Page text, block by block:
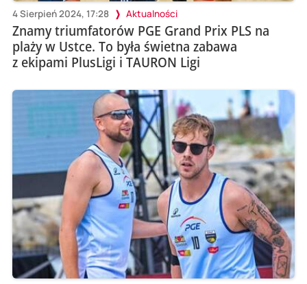
4 Sierpień 2024, 17:28 Aktualności
Znamy triumfatorów PGE Grand Prix PLS na
plaży w Ustce. To była świetna zabawa
z ekipami PlusLigi i TAURON Ligi